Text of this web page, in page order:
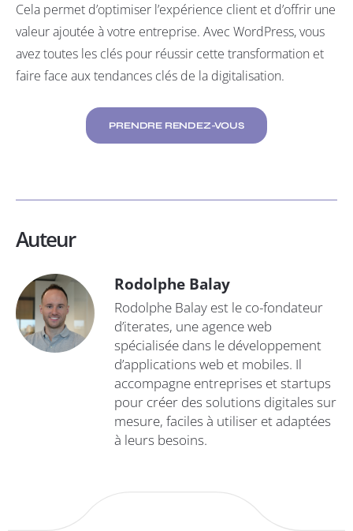
Cela permet d’optimiser l’expérience client et d’offrir une
valeur ajoutée à votre entreprise. Avec WordPress, vous
avez toutes les clés pour réussir cette transformation et
faire face aux tendances clés de la digitalisation.
PRENDRE RENDEZ-VOUS
Auteur
Rodolphe Balay
Rodolphe Balay est le co-fondateur
d’iterates, une agence web
spécialisée dans le développement
d’applications web et mobiles. Il
accompagne entreprises et startups
pour créer des solutions digitales sur
mesure, faciles à utiliser et adaptées
à leurs besoins.